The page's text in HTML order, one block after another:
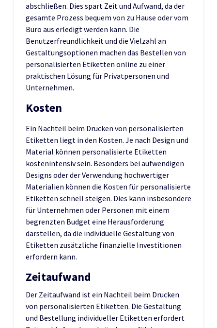
abschließen. Dies spart Zeit und Aufwand, da der
gesamte Prozess bequem von zu Hause oder vom
Büro aus erledigt werden kann. Die
Benutzerfreundlichkeit und die Vielzahl an
Gestaltungsoptionen machen das Bestellen von
personalisierten Etiketten online zu einer
praktischen Lösung für Privatpersonen und
Unternehmen.
Kosten
Ein Nachteil beim Drucken von personalisierten
Etiketten liegt in den Kosten. Je nach Design und
Material können personalisierte Etiketten
kostenintensiv sein. Besonders bei aufwendigen
Designs oder der Verwendung hochwertiger
Materialien können die Kosten für personalisierte
Etiketten schnell steigen. Dies kann insbesondere
für Unternehmen oder Personen mit einem
begrenzten Budget eine Herausforderung
darstellen, da die individuelle Gestaltung von
Etiketten zusätzliche finanzielle Investitionen
erfordern kann.
Zeitaufwand
Der Zeitaufwand ist ein Nachteil beim Drucken
von personalisierten Etiketten. Die Gestaltung
und Bestellung individueller Etiketten erfordert